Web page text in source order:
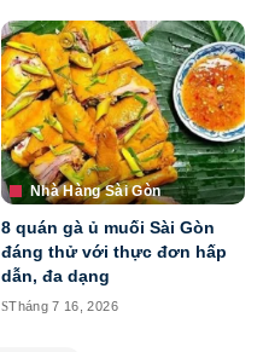
Nhà Hàng Sài Gòn
8 quán gà ủ muối Sài Gòn
đáng thử với thực đơn hấp
dẫn, đa dạng
Tháng 7 16, 2026